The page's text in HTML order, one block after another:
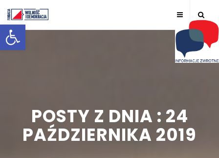
Otwórz pasek narzędzi
POSTY Z DNIA : 24
PAŹDZIERNIKA 2019